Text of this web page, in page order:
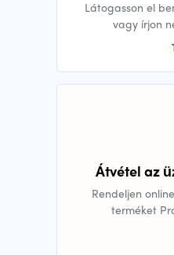
Látogasson el
vagy írjon
Átvétel az
Rendeljen
terméket